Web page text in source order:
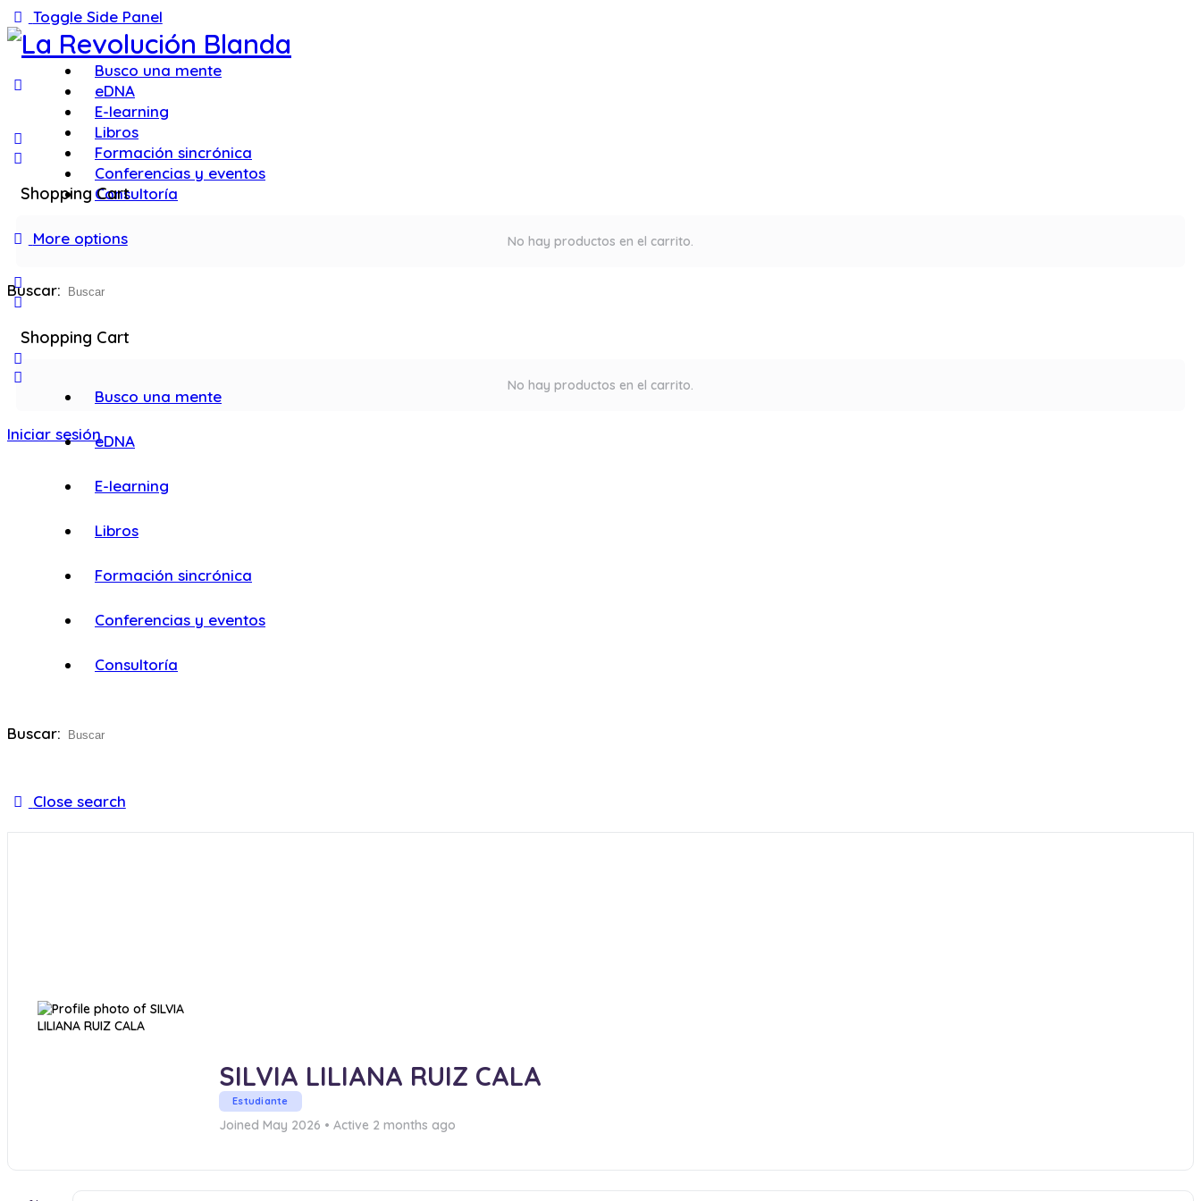
Toggle Side Panel
Busco una mente
eDNA
E-learning
Libros
Formación sincrónica
Conferencias y eventos
Consultoría
More options
Shopping Cart
No hay productos en el carrito.
Iniciar sesión
Shopping Cart
No hay productos en el carrito.
Buscar:
Busco una mente
eDNA
E-learning
Libros
Formación sincrónica
Conferencias y eventos
Consultoría
Buscar:
Close search
SILVIA LILIANA RUIZ CALA
Estudiante
Joined May 2026 • Active 2 months ago